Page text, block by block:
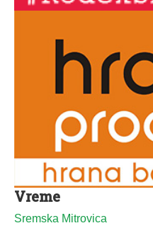
Vreme
Sremska Mitrovica